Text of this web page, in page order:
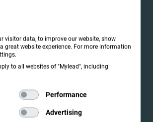
biri olun ve
seçim
okudunuz -
visitor data, to improve our website, show
great website experience. For more information
to all websites of "Mylead", including:
Performance
Advertising